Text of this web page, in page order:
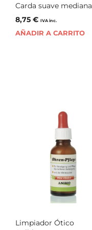
Carda suave mediana
8,75 € IVA inc.
AÑADIR A CARRITO
Limpiador Ótico